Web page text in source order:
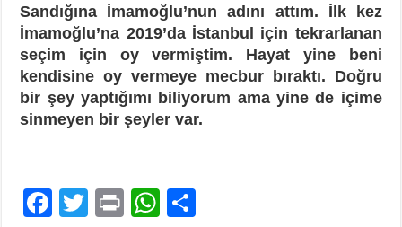
Sandığına İmamoğlu’nun adını attım. İlk kez
İmamoğlu’na 2019’da İstanbul için tekrarlanan
seçim için oy vermiştim. Hayat yine beni
kendisine oy vermeye mecbur bıraktı. Doğru
bir şey yaptığımı biliyorum ama yine de içime
sinmeyen bir şeyler var.
F
T
Pr W